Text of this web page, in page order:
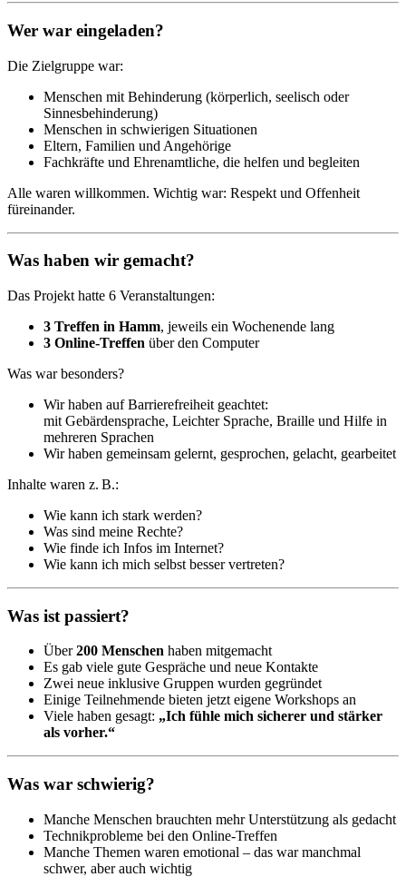
Wer war eingeladen?
Die Zielgruppe war:
Menschen mit Behinderung (körperlich, seelisch oder
Sinnesbehinderung)
Menschen in schwierigen Situationen
Eltern, Familien und Angehörige
Fachkräfte und Ehrenamtliche, die helfen und begleiten
Alle waren willkommen. Wichtig war: Respekt und Offenheit
füreinander.
Was haben wir gemacht?
Das Projekt hatte 6 Veranstaltungen:
3 Treffen in Hamm, jeweils ein Wochenende lang
3 Online-Treffen über den Computer
Was war besonders?
Wir haben auf Barrierefreiheit geachtet:
mit Gebärdensprache, Leichter Sprache, Braille und Hilfe in
mehreren Sprachen
Wir haben gemeinsam gelernt, gesprochen, gelacht, gearbeitet
Inhalte waren z. B.:
Wie kann ich stark werden?
Was sind meine Rechte?
Wie finde ich Infos im Internet?
Wie kann ich mich selbst besser vertreten?
Was ist passiert?
Über200 Menschen haben mitgemacht
Es gab viele gute Gespräche und neue Kontakte
Zwei neue inklusive Gruppen wurden gegründet
Einige Teilnehmende bieten jetzt eigene Workshops an
Viele haben gesagt: „Ich fühle mich sicherer und stärker
als vorher.“
Was war schwierig?
Manche Menschen brauchten mehr Unterstützung als gedacht
Technikprobleme bei den Online-Treffen
Manche Themen waren emotional – das war manchmal
schwer, aber auch wichtig